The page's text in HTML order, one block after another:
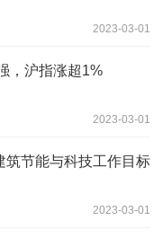
2023-03-01
，沪指涨超1%
2023-03-01
筑节能与科技工作目标
2023-03-01